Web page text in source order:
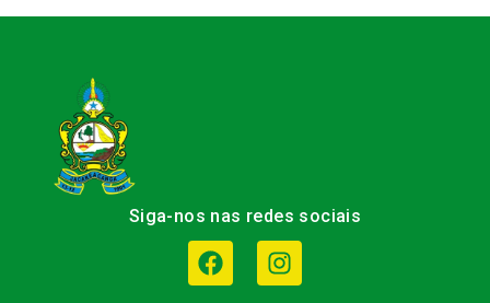
Siga-nos nas redes sociais